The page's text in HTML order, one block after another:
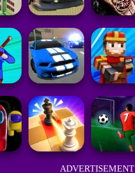
ADVERTISEMENT